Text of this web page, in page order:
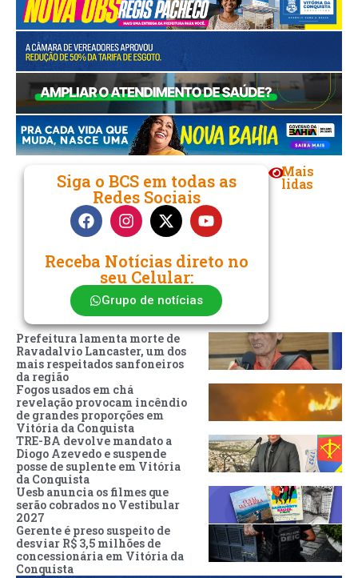
Siga o BCS em todas as
Redes Sociais
Receba Notícias direto no
seu Celular:
Grupo de notícias
Mais
lidas
Prefeitura lamenta morte de
Ravadalvio Lancaster, um dos
mais respeitados sanfoneiros
da região
Fogos usados em chá
revelação provocam incêndio
de grandes proporções em
Vitória da Conquista
TRE-BA devolve mandato a
Diogo Azevedo e suspende
posse de suplente em Vitória
da Conquista
Uesb anuncia os filmes que
serão cobrados no Vestibular
2027
Gerente é preso suspeito de
desviar R$ 3,5 milhões de
concessionária em Vitória da
Conquista